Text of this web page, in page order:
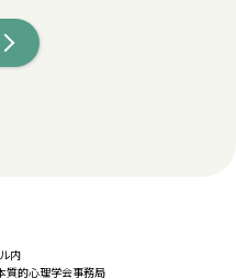
内
質的心理学会事務局